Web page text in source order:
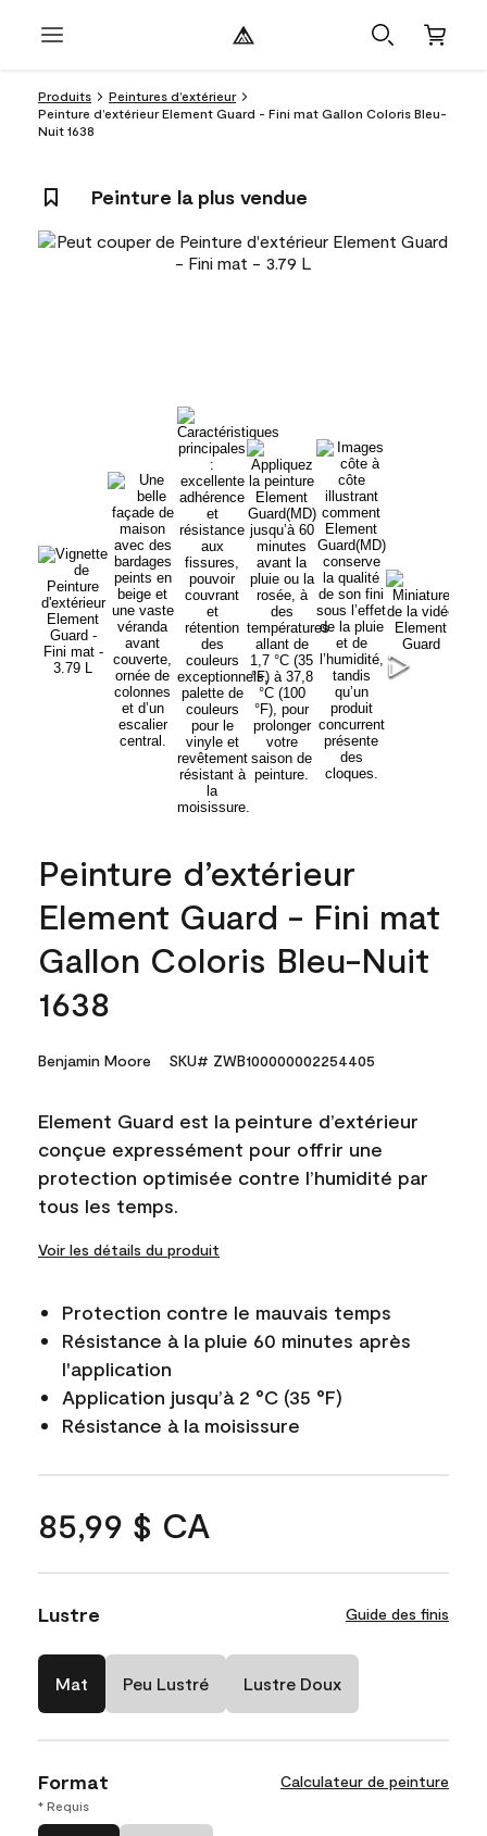
Produits
Peintures d’extérieur
Peinture d’extérieur Element Guard - Fini mat Gallon Coloris Bleu-
Nuit 1638
Peinture la plus vendue
Peinture d’extérieur
Element Guard - Fini mat
Gallon Coloris Bleu-Nuit
1638
Benjamin Moore SKU# ZWB100000002254405
Element Guard est la peinture d’extérieur
conçue expressément pour offrir une
protection optimisée contre l’humidité par
tous les temps.
Voir les détails du produit
Protection contre le mauvais temps
Résistance à la pluie 60 minutes après
l'application
Application jusqu’à 2 °C (35 °F)
Résistance à la moisissure
85,99 $ CA
Lustre Guide des finis
Mat Peu Lustré Lustre Doux
Format Calculateur de peinture
* Requis